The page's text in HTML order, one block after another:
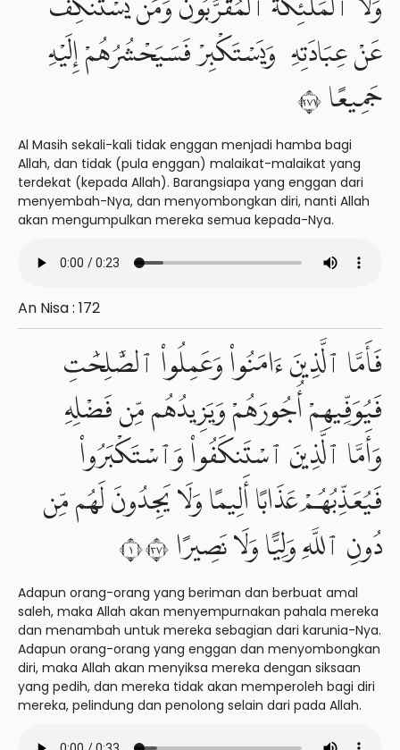
وَلَا ٱلْمَلَٰٓئِكَةُ ٱلْمُقَرَّبُونَ وَمَن يَسْتَنكِفْ
عَنْ عِبَادَتِهِۦ وَيَسْتَكْبِرْ فَسَيَحْشُرُهُمْ إِلَيْهِ
جَمِيعًا ١٧٢
Al Masih sekali-kali tidak enggan menjadi hamba bagi
Allah, dan tidak (pula enggan) malaikat-malaikat yang
terdekat (kepada Allah). Barangsiapa yang enggan dari
menyembah-Nya, dan menyombongkan diri, nanti Allah
akan mengumpulkan mereka semua kepada-Nya.
An Nisa : 172
فَأَمَّا ٱلَّذِينَ ءَامَنُوا۟ وَعَمِلُوا۟ ٱلصَّٰلِحَٰتِ
فَيُوَفِّيهِمْ أُجُورَهُمْ وَيَزِيدُهُم مِّن فَضْلِهِۦ
وَأَمَّا ٱلَّذِينَ ٱسْتَنكَفُوا۟ وَٱسْتَكْبَرُوا۟
فَيُعَذِّبُهُمْ عَذَابًا أَلِيمًا وَلَا يَجِدُونَ لَهُم مِّن
دُونِ ٱللَّهِ وَلِيًّا وَلَا نَصِيرًا ١٧٣
Adapun orang-orang yang beriman dan berbuat amal
saleh, maka Allah akan menyempurnakan pahala mereka
dan menambah untuk mereka sebagian dari karunia-Nya.
Adapun orang-orang yang enggan dan menyombongkan
diri, maka Allah akan menyiksa mereka dengan siksaan
yang pedih, dan mereka tidak akan memperoleh bagi diri
mereka, pelindung dan penolong selain dari pada Allah.